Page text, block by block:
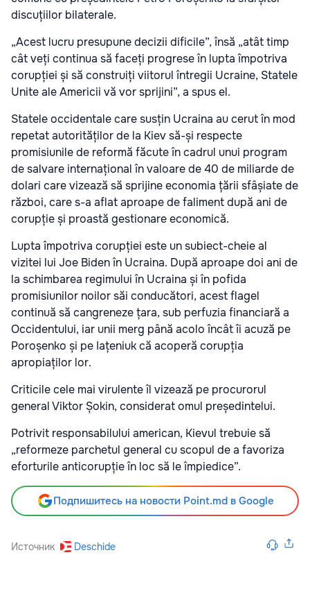
discuțiilor bilaterale.
„Acest lucru presupune decizii dificile”, însă „atât timp
cât veți continua să faceți progrese în lupta împotriva
corupției și să construiți viitorul întregii Ucraine, Statele
Unite ale Americii vă vor sprijini”, a spus el.
Statele occidentale care susțin Ucraina au cerut în mod
repetat autorităților de la Kiev să-și respecte
promisiunile de reformă făcute în cadrul unui program
de salvare internațional în valoare de 40 de miliarde de
dolari care vizează să sprijine economia țării sfâșiate de
război, care s-a aflat aproape de faliment după ani de
corupție și proastă gestionare economică.
Lupta împotriva corupției este un subiect-cheie al
vizitei lui Joe Biden în Ucraina. După aproape doi ani de
la schimbarea regimului în Ucraina și în pofida
promisiunilor noilor săi conducători, acest flagel
continuă să cangreneze țara, sub perfuzia financiară a
Occidentului, iar unii merg până acolo încât îi acuză pe
Poroșenko și pe Iațeniuk că acoperă corupția
apropiaților lor.
Criticile cele mai virulente îl vizează pe procurorul
general Viktor Șokin, considerat omul președintelui.
Potrivit responsabilului american, Kievul trebuie să
„reformeze parchetul general cu scopul de a favoriza
eforturile anticorupție în loc să le împiedice”.
Подпишитесь на новости Point.md в Google
Источник Deschide